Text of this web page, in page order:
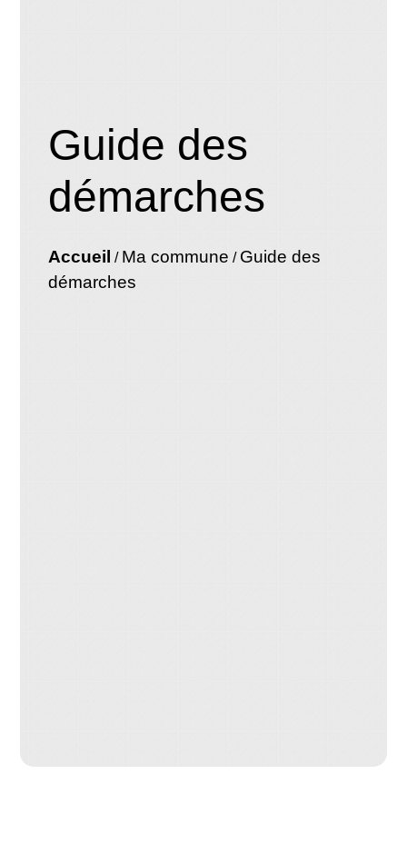
Guide des
démarches
Accueil / Ma commune / Guide des
démarches